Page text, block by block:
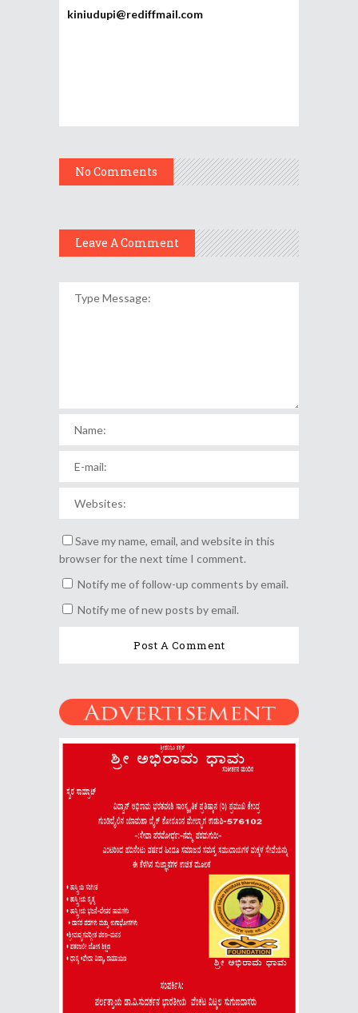
kiniudupi@rediffmail.com
No Comments
Leave A Comment
Save my name, email, and website in this
browser for the next time I comment.
Notify me of follow-up comments by email.
Notify me of new posts by email.